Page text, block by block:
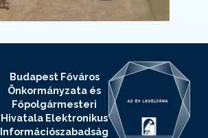
Budapest Főváros
Önkormányzata és
Főpolgármesteri
Hivatala Elektronikus
Információszabadság